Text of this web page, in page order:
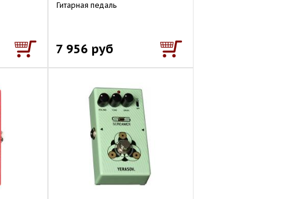
Гитарная педаль
7 956 руб